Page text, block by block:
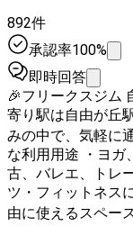
892件
承認率100%
即時回答
🎉フリークスジム 自由が丘店🎉 📍
寄り駅は自由が丘
みの中で、気軽に通
な利用用途 ・ヨガ
古、バレエ、トレ
ツ・フィットネス
由に使えるスペースです。 💰リーズナブル